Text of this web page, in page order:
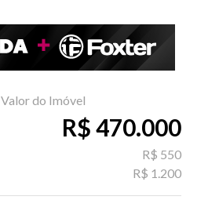
Valor do Imóvel
R$ 470.000
R$ 550
R$ 1.200